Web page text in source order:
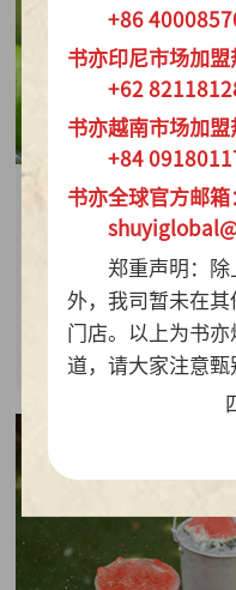
2026-07-28
质价比持续热销
查看详情
+86
书亦印尼市场加盟
+62
书亦越南市场加盟
+84
书亦全球官方邮箱
郑重声明：
外，我司暂未在
门店。以上为书
道，请大家注意甄